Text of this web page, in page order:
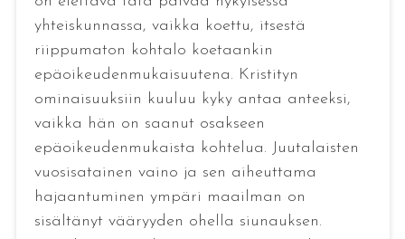
yhteiskunnassa, vaikka koettu, itsestä
riippumaton kohtalo koetaankin
epäoikeudenmukaisuutena. Kristityn
ominaisuuksiin kuuluu kyky antaa anteeksi,
vaikka hän on saanut osakseen
epäoikeudenmukaista kohtelua. Juutalaisten
vuosisatainen vaino ja sen aiheuttama
hajaantuminen ympäri maailman on
sisältänyt vääryyden ohella siunauksen.